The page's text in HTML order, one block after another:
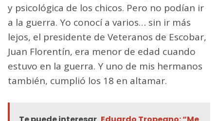
y psicológica de los chicos. Pero no podían ir
a la guerra. Yo conocí a varios… sin ir más
lejos, el presidente de Veteranos de Escobar,
Juan Florentín, era menor de edad cuando
estuvo en la guerra. Y uno de mis hermanos
también, cumplió los 18 en altamar.